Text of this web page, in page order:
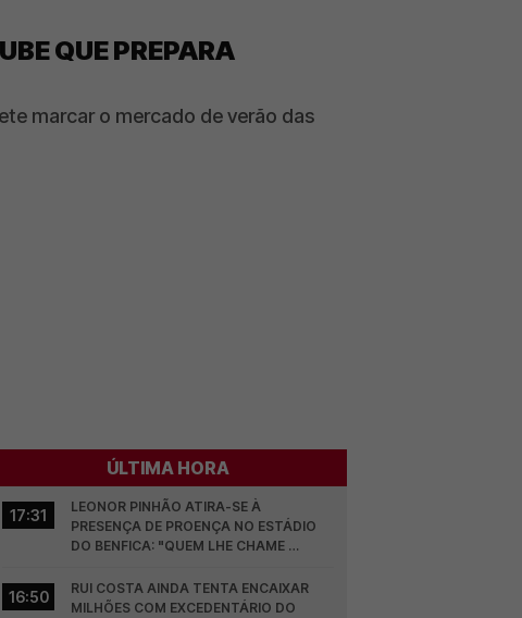
QUE PREPARA
marcar o mercado de verão das
ÚLTIMA HORA
17:31
LEONOR PINHÃO ATIRA-SE À
PRESENÇA DE PROENÇA NO ESTÁDIO
DO BENFICA: "QUEM LHE CHAME
16:50
RUI COSTA AINDA TENTA ENCAIXAR
MILHÕES COM EXCEDENTÁRIO DO